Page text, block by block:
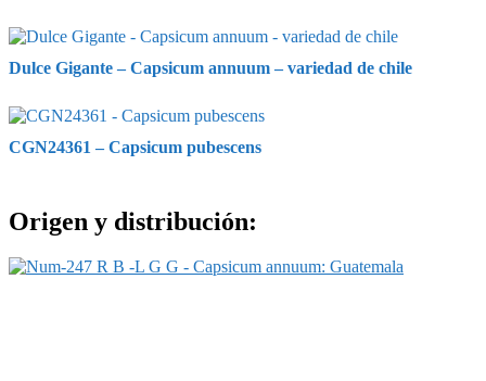
Dulce Gigante – Capsicum annuum – variedad de chile
CGN24361 – Capsicum pubescens
Origen y distribución: